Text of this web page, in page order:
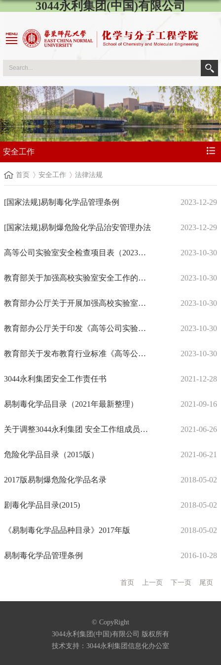
3044永利集团(中国)有限公司
安全工作
首页 安全工作 法律法规
[国家法规]易制毒化学品管理条例 2023-12-29
[国家法规]易制爆危险化学品治安管理办法 2023-12-29
高等公司实验室安全检查项目表（2023年） 2023-10-30
教育部关于加强高校实验室安全工作的意见 2023-10-30
教育部办公厅关于开展加强高校实验室安全专项行动的通知 2023-10-30
教育部办公厅关于印发《高等公司实验室安全规范》的通知 2023-10-30
教育部关于发布教育行业标准《高等公司实验室消防安全管理规范》的通知 2023-10-30
3044永利集团安全工作责任书 2021-12-28
易制毒化学品目录（2021年最新整理） 2021-09-16
关于调整3044永利集团 安全工作组成员的通知 2021-06-26
危险化学品目录（2015版） 2021-06-21
2017版易制爆危险化学品名录 2018-05-02
剧毒化学品目录(2015) 2018-05-02
《易制毒化学品品种目录》2017年版 2018-05-02
易制毒化学品管理条例 2016-10-28
首页 上一页 下一页 尾页
© CopyRight
3044永利集团(中国)有限公司 版权所有
技术支持：3044永利集团信息化办公室